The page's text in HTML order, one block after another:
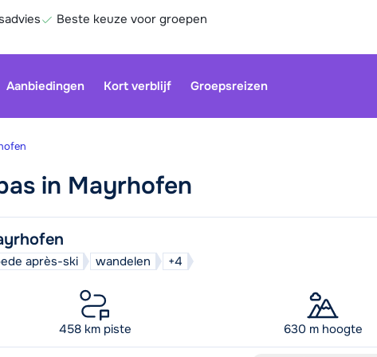
Beste keuze voor groepen
Aanbiedingen Kort verblijf Groepsreizen
gesloten.
in Mayrhofen
après-ski wandelen +4
458 km piste 630 m hoogte